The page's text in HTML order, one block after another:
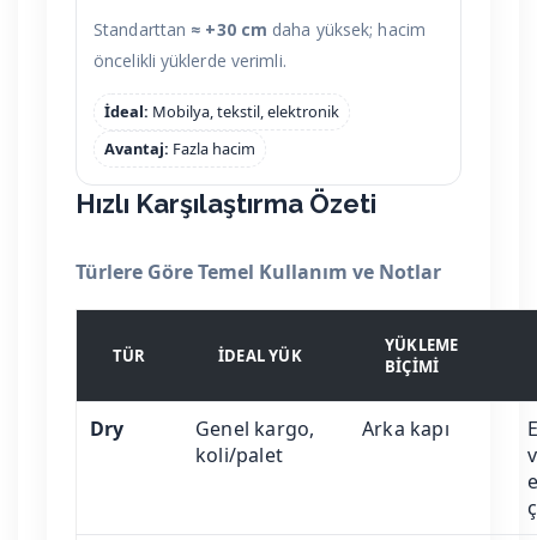
Standarttan ≈ +30 cm daha yüksek; hacim
öncelikli yüklerde verimli.
İdeal: Mobilya, tekstil, elektronik
Avantaj: Fazla hacim
Hızlı Karşılaştırma Özeti
Türlere Göre Temel Kullanım ve Notlar
TÜR İDEAL YÜK
YÜKLEME
BIÇIMI
Dry
Genel kargo,
koli/palet
Arka kapı